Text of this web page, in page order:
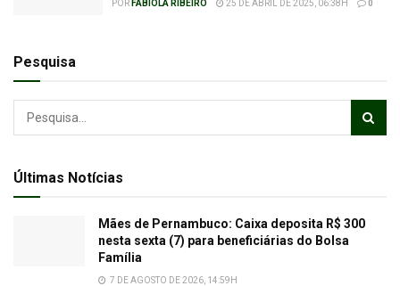
POR FABIOLA RIBEIRO 25 DE ABRIL DE 2025, 06:38H 0
Pesquisa
Últimas Notícias
Mães de Pernambuco: Caixa deposita R$ 300
nesta sexta (7) para beneficiárias do Bolsa
Família
7 DE AGOSTO DE 2026, 14:59H